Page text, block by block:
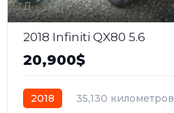
2018 Infiniti QX80 5.6
20,900$
2018 35,130 километров